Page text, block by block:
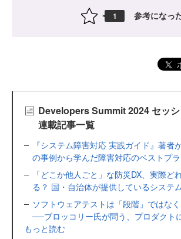
1 参考になっ
Developers Summit 2024 セッシ
連載記事一覧
『システム障害対応 実践ガイド』著者
の事例から学んだ障害対応のベストプ
「どこか他人ごと」な防災DX、実際ど
る？ 国・自治体が提供しているシステ
ソフトウェアテストは「段階」ではな
──ブロッコリー氏が問う、プロダクト
もっと読む